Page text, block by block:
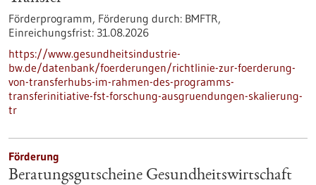
Förderprogramm, Förderung durch: BMFTR,
Einreichungsfrist: 31.08.2026
https://www.gesundheitsindustrie-
bw.de/datenbank/foerderungen/richtlinie-zur-foerderung-
von-transferhubs-im-rahmen-des-programms-
transferinitiative-fst-forschung-ausgruendungen-skalierung-
tr
Förderung
Beratungsgutscheine Gesundheitswirtschaft